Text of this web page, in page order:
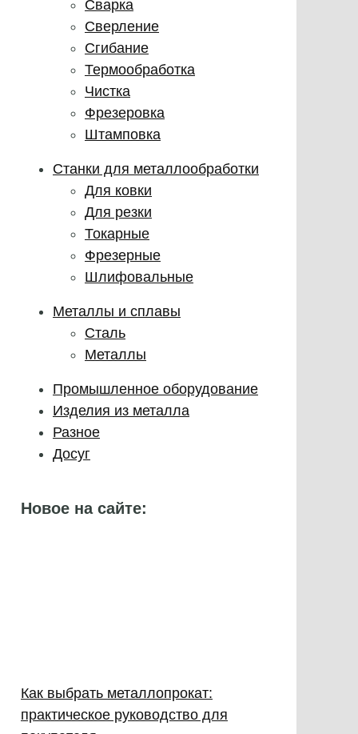
Сварка
Сверление
Сгибание
Термообработка
Чистка
Фрезеровка
Штамповка
Станки для металлообработки
Для ковки
Для резки
Токарные
Фрезерные
Шлифовальные
Металлы и сплавы
Сталь
Металлы
Промышленное оборудование
Изделия из металла
Разное
Досуг
Новое на сайте:
Как выбрать металлопрокат:
практическое руководство для